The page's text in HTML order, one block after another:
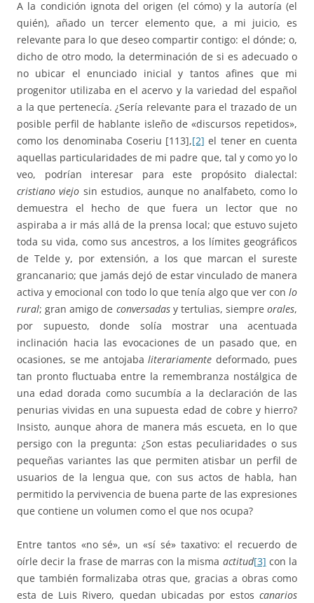
A la condición ignota del origen (el cómo) y la autoría (el
quién), añado un tercer elemento que, a mi juicio, es
relevante para lo que deseo compartir contigo: el dónde; o,
dicho de otro modo, la determinación de si es adecuado o
no ubicar el enunciado inicial y tantos afines que mi
progenitor utilizaba en el acervo y la variedad del español
a la que pertenecía. ¿Sería relevante para el trazado de un
posible perfil de hablante isleño de «discursos repetidos»,
como los denominaba Coseriu [113],[2] el tener en cuenta
aquellas particularidades de mi padre que, tal y como yo lo
veo, podrían interesar para este propósito dialectal:
cristiano viejo sin estudios, aunque no analfabeto, como lo
demuestra el hecho de que fuera un lector que no
aspiraba a ir más allá de la prensa local; que estuvo sujeto
toda su vida, como sus ancestros, a los límites geográficos
de Telde y, por extensión, a los que marcan el sureste
grancanario; que jamás dejó de estar vinculado de manera
activa y emocional con todo lo que tenía algo que ver con lo
rural; gran amigo de conversadas y tertulias, siempre orales,
por supuesto, donde solía mostrar una acentuada
inclinación hacia las evocaciones de un pasado que, en
ocasiones, se me antojaba literariamente deformado, pues
tan pronto fluctuaba entre la remembranza nostálgica de
una edad dorada como sucumbía a la declaración de las
penurias vividas en una supuesta edad de cobre y hierro?
Insisto, aunque ahora de manera más escueta, en lo que
persigo con la pregunta: ¿Son estas peculiaridades o sus
pequeñas variantes las que permiten atisbar un perfil de
usuarios de la lengua que, con sus actos de habla, han
permitido la pervivencia de buena parte de las expresiones
que contiene un volumen como el que nos ocupa?
Entre tantos «no sé», un «sí sé» taxativo: el recuerdo de
oírle decir la frase de marras con la misma actitud[3] con la
que también formalizaba otras que, gracias a obras como
esta de Luis Rivero, quedan ubicadas por estos canarios